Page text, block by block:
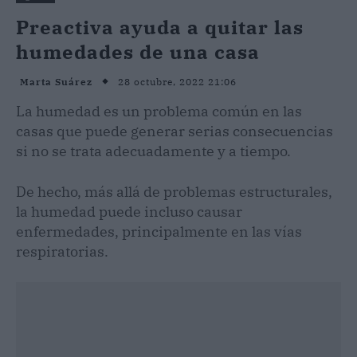
Preactiva ayuda a quitar las
humedades de una casa
Marta Suárez 28 octubre, 2022 21:06
La humedad es un problema común en las
casas que puede generar serias consecuencias
si no se trata adecuadamente y a tiempo.
De hecho, más allá de problemas estructurales,
la humedad puede incluso causar
enfermedades, principalmente en las vías
respiratorias.